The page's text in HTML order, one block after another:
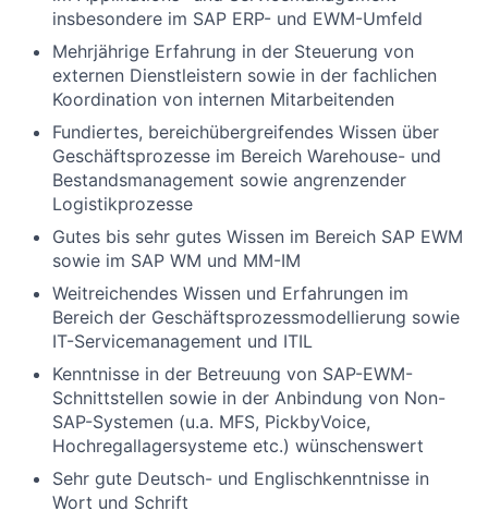
insbesondere im SAP ERP- und EWM-Umfeld
Mehrjährige Erfahrung in der Steuerung von
externen Dienstleistern sowie in der fachlichen
Koordination von internen Mitarbeitenden
Fundiertes, bereichübergreifendes Wissen über
Geschäftsprozesse im Bereich Warehouse- und
Bestandsmanagement sowie angrenzender
Logistikprozesse
Gutes bis sehr gutes Wissen im Bereich SAP EWM
sowie im SAP WM und MM-IM
Weitreichendes Wissen und Erfahrungen im
Bereich der Geschäftsprozessmodellierung sowie
IT-Servicemanagement und ITIL
Kenntnisse in der Betreuung von SAP-EWM-
Schnittstellen sowie in der Anbindung von Non-
SAP-Systemen (u.a. MFS, PickbyVoice,
Hochregallagersysteme etc.) wünschenswert
Sehr gute Deutsch- und Englischkenntnisse in
Wort und Schrift